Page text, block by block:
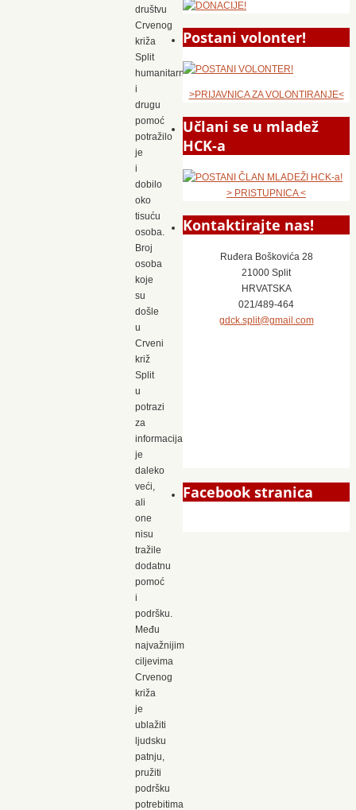
društvu
Crvenog
križa
Split
humanitarnu
i
drugu
pomoć
potražilo
je
i
dobilo
oko
tisuću
osoba.
Broj
osoba
koje
su
došle
u
Crveni
križ
Split
u
potrazi
za
informacijama
je
daleko
veći,
ali
one
nisu
tražile
dodatnu
pomoć
i
podršku.
Među
najvažnijim
ciljevima
Crvenog
križa
je
ublažiti
ljudsku
patnju,
pružiti
podršku
potrebitima
Postani volonter!
>PRIJAVNICA ZA VOLONTIRANJE<
Učlani se u mladež
HCK-a
> PRISTUPNICA <
Kontaktirajte nas!
Ruđera Boškovića 28
21000 Split
HRVATSKA
021/489-464
gdck.split@gmail.com
Facebook stranica